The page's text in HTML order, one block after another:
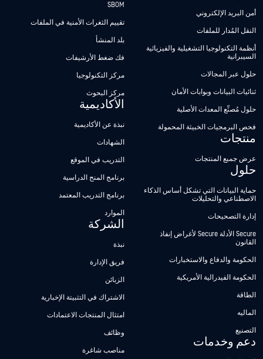
أمن البريد الإلكتروني
النقل المُدار للملفات
أنظمة التكنولوجيا التشغيلية والفيزيائية
السيبرانية
حلول عبر المجالات
ثنائيات البيانات وبوابات الأمان
حلول مُصنِّع المعدات الأصلية
فحص البرمجيات الخبيثة المحمولة
منتجات
عرض جميع المنتجات
حلول
حماية البيانات التي تشكل أساس الذكاء
الاصطناعي والتحليلات
إدارة التصحيحات
Secure الأدلة Secure لأغراض إنفاذ
القانون
الحكومة والدفاع والاستخبارات
الحكومة الفيدرالية الأمريكية
الطاقة
الماليه
التصنيع
دعم وخدمات
SBOM
تقييم الثغرات الأمنية في الملفات
بلد المنشأ
فك ضغط الأرشيفات
مركز التكنولوجيا
مركز البحوث
الأكاديمية
نبذة عن الأكاديمية
الشهادات
التدريب في الموقع
برنامج المنح الدراسية
برنامج التدريب المعتمد
الموارد
الشركة
نبذة
فريق الإدارة
الزبائن
الاشتراك في التثبيتة الإخبارية
امتثال المنتجات الاعتمادات
وظائف
مناصب شاغرة